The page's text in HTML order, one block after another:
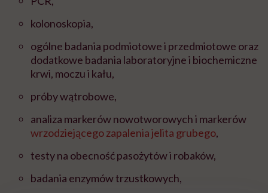
kolonoskopia,
ogólne badania podmiotowe i przedmiotowe oraz
dodatkowe badania laboratoryjne i biochemiczne
krwi, moczu i kału,
próby wątrobowe,
analiza markerów nowotworowych i markerów
wrzodziejącego zapalenia jelita grubego,
testy na obecność pasożytów i robaków,
badania enzymów trzustkowych,